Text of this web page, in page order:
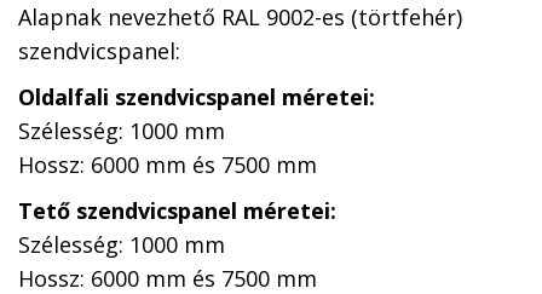
Alapnak nevezhető RAL 9002-es (törtfehér)
szendvicspanel:
Oldalfali szendvicspanel méretei:
Szélesség: 1000 mm
Hossz: 6000 mm és 7500 mm
Tető szendvicspanel méretei:
Szélesség: 1000 mm
Hossz: 6000 mm és 7500 mm